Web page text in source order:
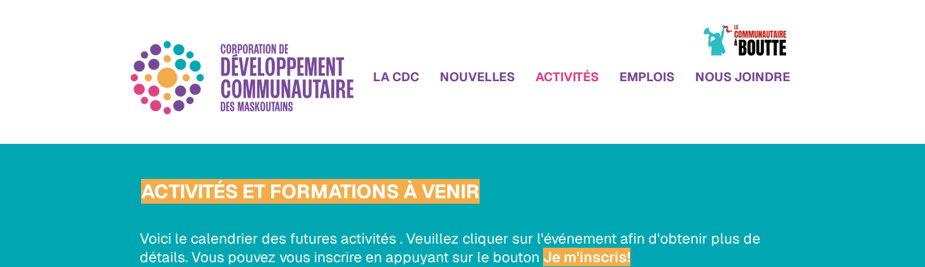
LA CDC NOUVELLES ACTIVITÉS EMPLOIS NOUS JOINDRE
ACTIVITÉS ET FORMATIONS À VENIR
Voici le calendrier des futures activités . Veuillez cliquer sur l'événement afin d'obtenir plus de
détails. Vous pouvez vous inscrire en appuyant sur le bouton Je m'inscris!